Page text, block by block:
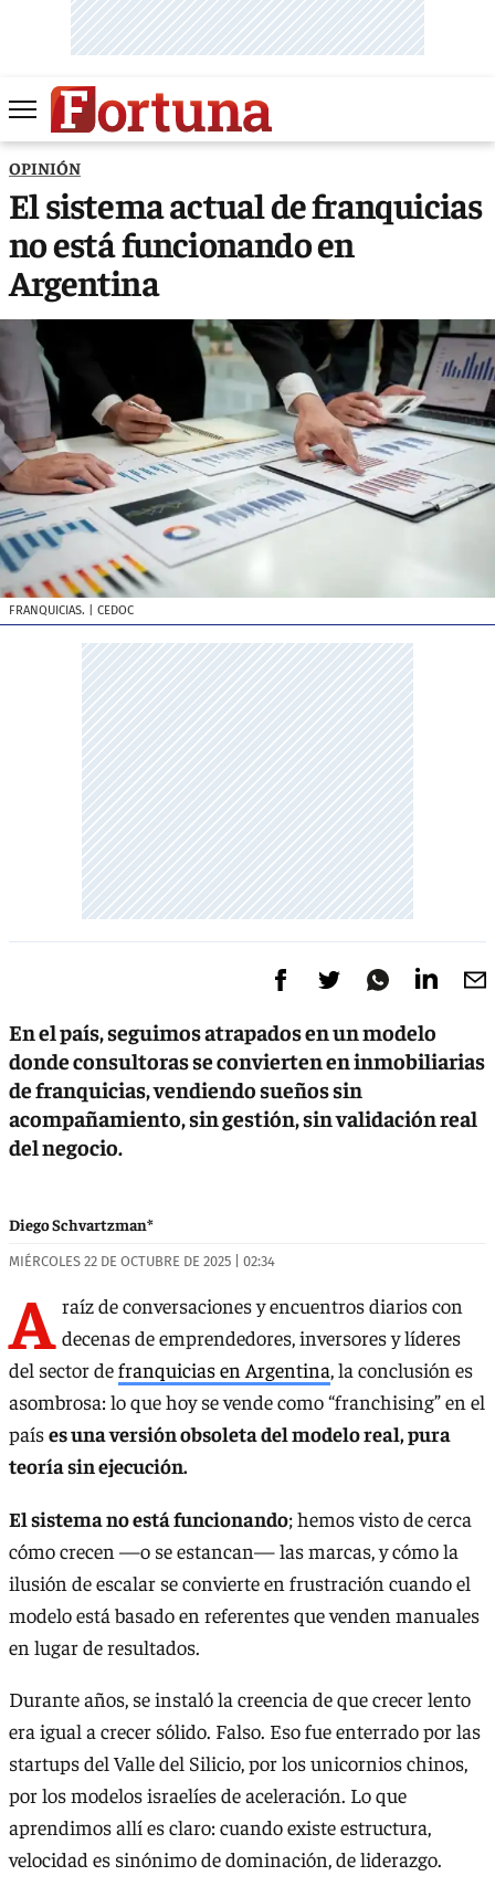
OPINIÓN
El sistema actual de franquicias
no está funcionando en
Argentina
FRANQUICIAS. | CEDOC
En el país, seguimos atrapados en un modelo
donde consultoras se convierten en inmobiliarias
de franquicias, vendiendo sueños sin
acompañamiento, sin gestión, sin validación real
del negocio.
Diego Schvartzman*
MIÉRCOLES 22 DE OCTUBRE DE 2025 | 02:34
A raíz de conversaciones y encuentros diarios con
decenas de emprendedores, inversores y líderes
del sector defranquicias en Argentina, la conclusión es
asombrosa: lo que hoy se vende como “franchising” en el
países una versión obsoleta del modelo real, pura
teoría sin ejecución.
El sistema no está funcionando; hemos visto de cerca
cómo crecen —o se estancan— las marcas, y cómo la
ilusión de escalar se convierte en frustración cuando el
modelo está basado en referentes que venden manuales
en lugar de resultados.
Durante años, se instaló la creencia de que crecer lento
era igual a crecer sólido. Falso. Eso fue enterrado por las
startups del Valle del Silicio, por los unicornios chinos,
por los modelos israelíes de aceleración. Lo que
aprendimos allí es claro: cuando existe estructura,
velocidad es sinónimo de dominación, de liderazgo.